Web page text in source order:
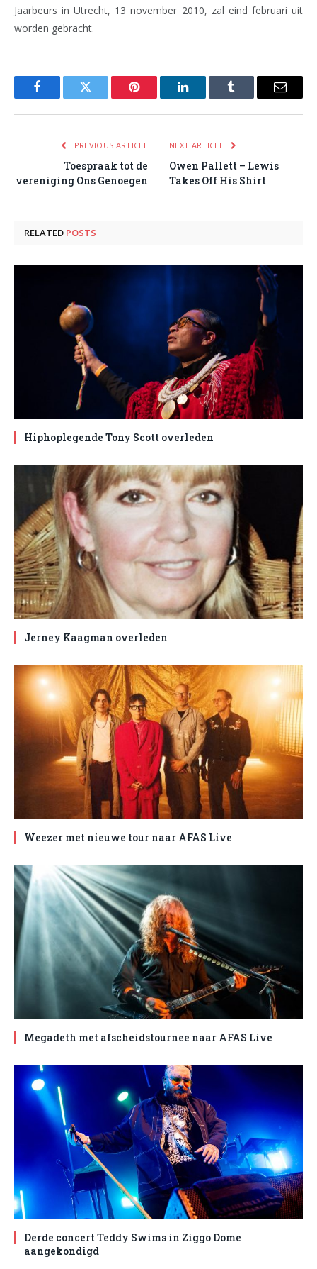
Jaarbeurs in Utrecht, 13 november 2010, zal eind februari uit
worden gebracht.
FacebookTwitter Pinterest LinkedInTumblr Email
PREVIOUS ARTICLE
Toespraak tot de
vereniging Ons Genoegen
NEXT ARTICLE
Owen Pallett – Lewis
Takes Off His Shirt
RELATED POSTS
Hiphoplegende Tony Scott overleden
Jerney Kaagman overleden
Weezer met nieuwe tour naar AFAS Live
Megadeth met afscheidstournee naar AFAS Live
Derde concert Teddy Swims in Ziggo Dome
aangekondigd